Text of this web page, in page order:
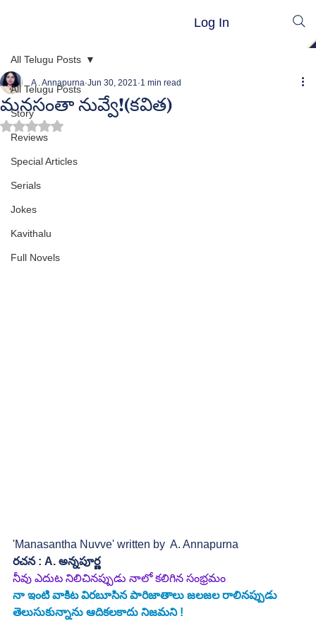
Log In
All Telugu Posts
Story
Reviews
Special Articles
Serials
Jokes
Kavithalu
Full Novels
All Telugu Posts
మనసంతా నువ్వే!(కవిత)
A . Annapurna Jun 30, 2021 1 min read
Rated NaN out of 5 stars.
'Manasantha Nuvve' written by  A. Annapurna
రచన : A. అన్నపూర్ణ
నీవు ఎదుట నిలిచినప్పుడు నాలో కలిగిన సంభ్రమం
నా ఇంటి వాకిట విరబూసిన పారిజాతాలు జలజల రాలినప్పుడు
తెలుసుకున్నాను ఆదికలకాదు నిజమని !